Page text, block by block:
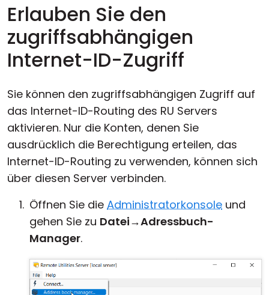
Erlauben Sie den
zugriffsabhängigen
Internet-ID-Zugriff
Sie können den zugriffsabhängigen Zugriff auf
das Internet-ID-Routing des RU Servers
aktivieren. Nur die Konten, denen Sie
ausdrücklich die Berechtigung erteilen, das
Internet-ID-Routing zu verwenden, können sich
über diesen Server verbinden.
Öffnen Sie die Administratorkonsole und
gehen Sie zu Datei→Adressbuch-
Manager.